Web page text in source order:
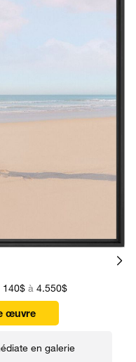
140$à 4.550$
œuvre
en galerie